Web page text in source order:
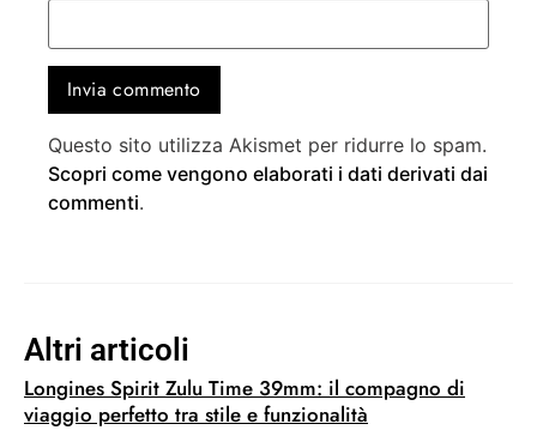
Altri articoli
Longines Spirit Zulu Time 39mm: il compagno di
viaggio perfetto tra stile e funzionalità
Questo sito utilizza Akismet per ridurre lo spam.
Scopri come vengono elaborati i dati derivati dai
commenti.